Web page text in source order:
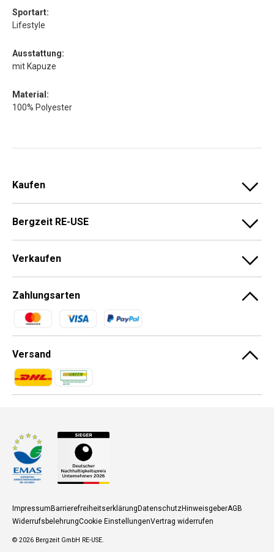
Sportart:
Lifestyle
Ausstattung:
mit Kapuze
Material:
100% Polyester
Kaufen
Bergzeit RE-USE
Verkaufen
Zahlungsarten
Zahlungsmethoden
Versand
Zahlungsmethoden
Zahlungsmethoden
ImpressumBarrierefreiheitserklärungDatenschutzHinweisgeberAGB
WiderrufsbelehrungCookie EinstellungenVertrag widerrufen
© 2026 Bergzeit GmbH RE-USE.